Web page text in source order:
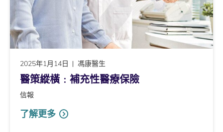
2025年1月14日 馮康醫生
醫策縱橫﹕補充性醫療保險
信報
了解更多